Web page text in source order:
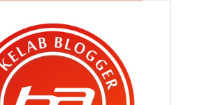
dan selepas !
Wan tutup akaun FB ! Aku
sokong !!
Cruise melepaskan watak hero